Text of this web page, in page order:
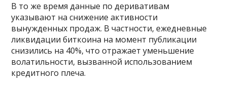
В то же время данные по деривативам
указывают на снижение активности
вынужденных продаж. В частности, ежедневные
ликвидации биткоина на момент публикации
снизились на 40%, что отражает уменьшение
волатильности, вызванной использованием
кредитного плеча.